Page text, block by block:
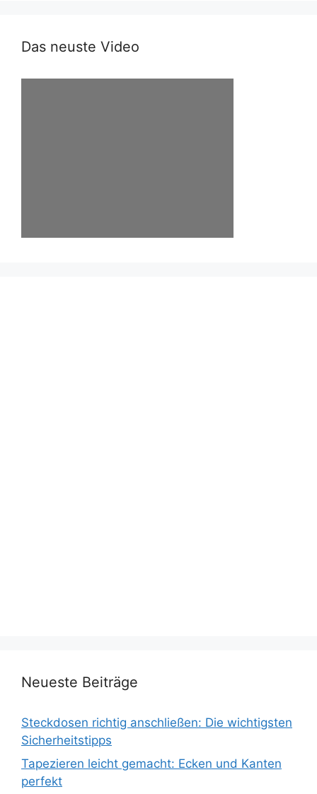
Das neuste Video
Neueste Beiträge
Steckdosen richtig anschließen: Die wichtigsten
Sicherheitstipps
Tapezieren leicht gemacht: Ecken und Kanten
perfekt